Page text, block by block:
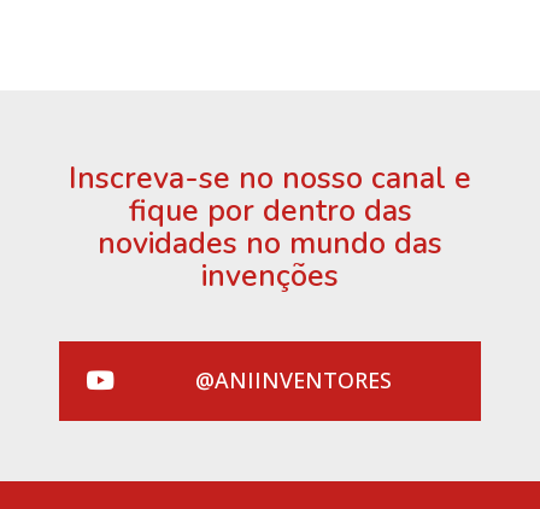
Inscreva-se no nosso canal e
fique por dentro das
novidades no mundo das
invenções
@ANIINVENTORES